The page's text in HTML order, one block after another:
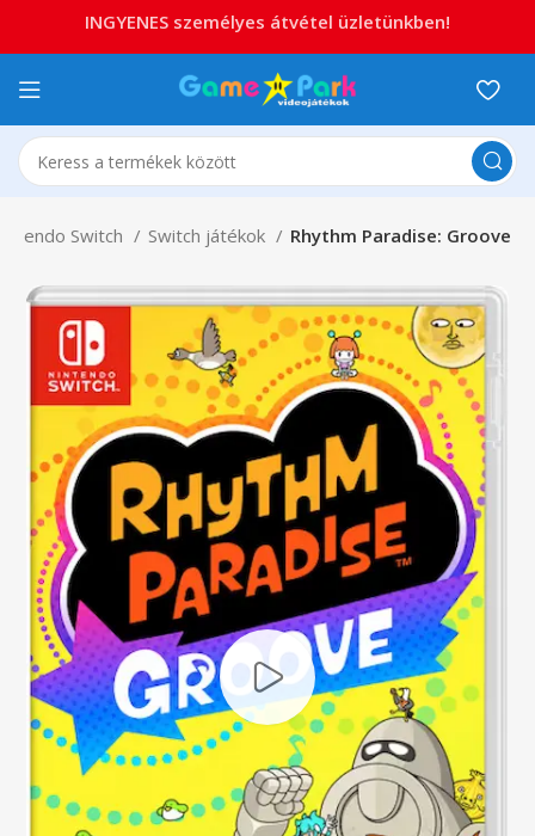
Switch Switch játékok Rhythm Paradise: Groove
INGYENES személyes átvétel üzletünkben!